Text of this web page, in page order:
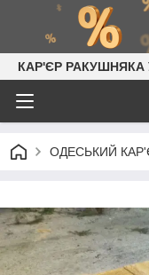
КАР'ЄР РАКУШНЯКА
ОДЕСЬКИЙ